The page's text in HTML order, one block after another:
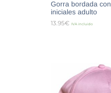
Gorra bordada con
iniciales adulto
13.95€ IVA incluido